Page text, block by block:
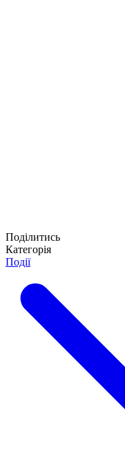
Поділитись
Категорія
Події